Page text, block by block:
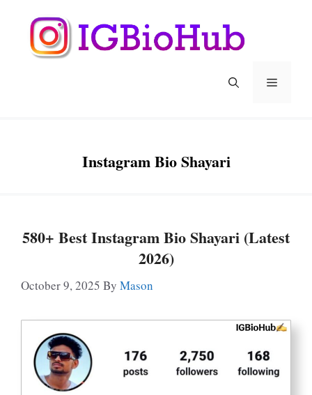
Content
Menu
Instagram Bio Shayari
580+ Best Instagram Bio Shayari (Latest
2026)
October 9, 2025 By Mason